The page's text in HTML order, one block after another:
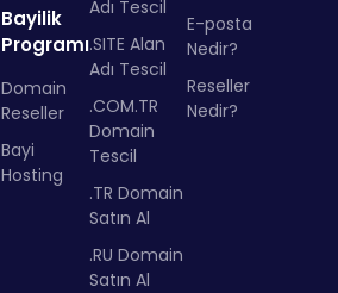
Bayilik
Programı
Domain
Reseller
Bayi
Hosting
Adı Tescil
.SITE Alan
Adı Tescil
.COM.TR
Domain
Tescil
.TR Domain
Satın Al
.RU Domain
Satın Al
E-posta
Nedir?
Reseller
Nedir?